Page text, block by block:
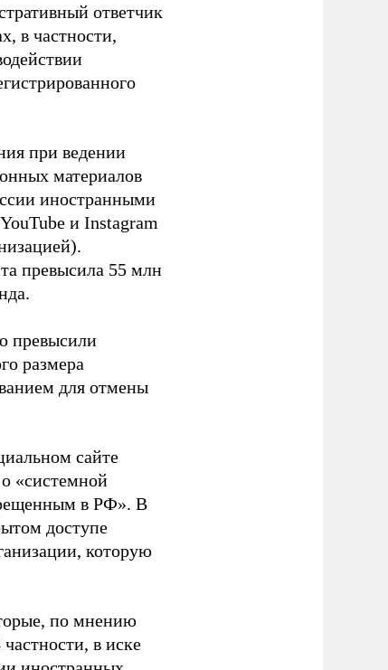
ответчик
в частности,
при ведении
материалов
иностранными
и Instagram
превысила 55 млн
превысили
размера
для отмены
сайте
«системной
в РФ». В
доступе
которую
по мнению
в иске